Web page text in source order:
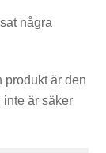
några
produkt är den
inte är säker